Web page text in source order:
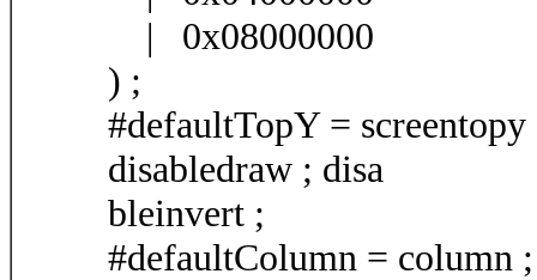
| 0x08000000
) ;
#defaultTopY =
disabledraw ; disa
bleinvert ;
#defaultColumn = column